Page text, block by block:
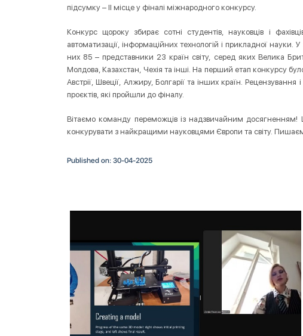
підсумку – II місце у фіналі міжнародного конкурсу.
Конкурс щороку збирає сотні студентів, науковців і
автоматизації, інформаційних технологій і прикладної
них 85 – представники 23 країн світу, серед яких Велика
Молдова, Казахстан, Чехія та інші. На перший етап конкурсу
Австрії, Швеції, Алжиру, Болгарії та інших країн.
проєктів, які пройшли до фіналу.
Вітаємо команду переможців із надзвичайним досягненням!
конкурувати з найкращими науковцями Європи та світу.
Published on: 30-04-2025